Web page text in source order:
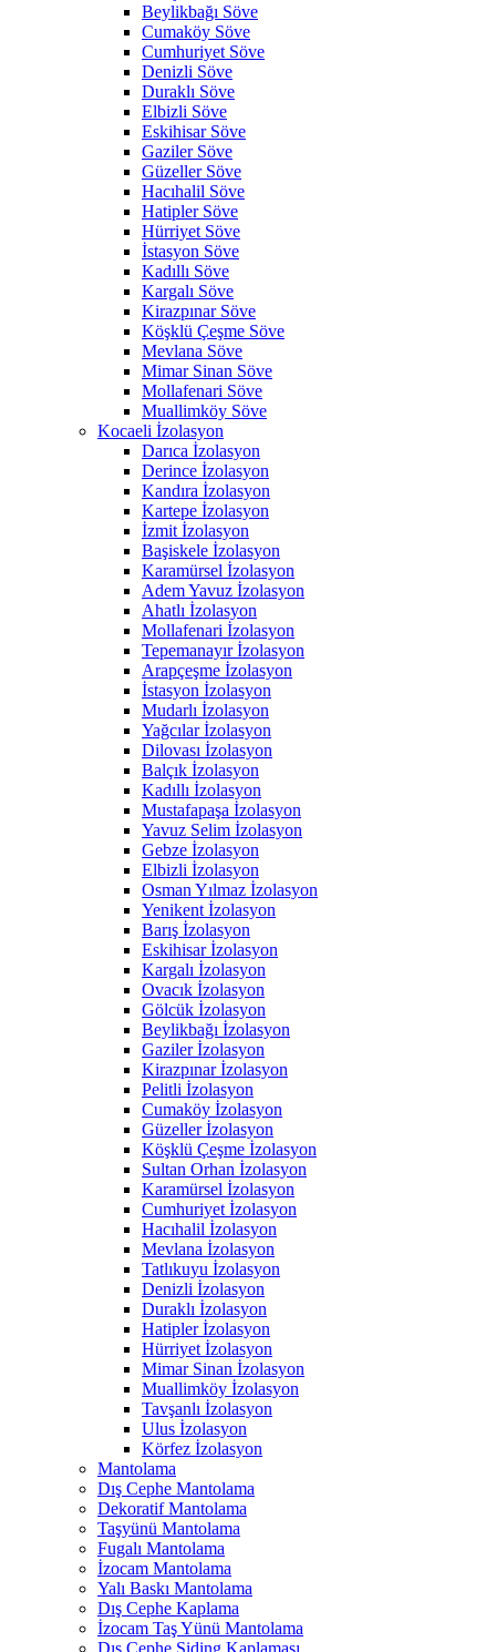
Beylikbağı Söve
Cumaköy Söve
Cumhuriyet Söve
Denizli Söve
Duraklı Söve
Elbizli Söve
Eskihisar Söve
Gaziler Söve
Güzeller Söve
Hacıhalil Söve
Hatipler Söve
Hürriyet Söve
İstasyon Söve
Kadıllı Söve
Kargalı Söve
Kirazpınar Söve
Köşklü Çeşme Söve
Mevlana Söve
Mimar Sinan Söve
Mollafenari Söve
Muallimköy Söve
Kocaeli İzolasyon
Darıca İzolasyon
Derince İzolasyon
Kandıra İzolasyon
Kartepe İzolasyon
İzmit İzolasyon
Başiskele İzolasyon
Karamürsel İzolasyon
Adem Yavuz İzolasyon
Ahatlı İzolasyon
Mollafenari İzolasyon
Tepemanayır İzolasyon
Arapçeşme İzolasyon
İstasyon İzolasyon
Mudarlı İzolasyon
Yağcılar İzolasyon
Dilovası İzolasyon
Balçık İzolasyon
Kadıllı İzolasyon
Mustafapaşa İzolasyon
Yavuz Selim İzolasyon
Gebze İzolasyon
Elbizli İzolasyon
Osman Yılmaz İzolasyon
Yenikent İzolasyon
Barış İzolasyon
Eskihisar İzolasyon
Kargalı İzolasyon
Ovacık İzolasyon
Gölcük İzolasyon
Beylikbağı İzolasyon
Gaziler İzolasyon
Kirazpınar İzolasyon
Pelitli İzolasyon
Cumaköy İzolasyon
Güzeller İzolasyon
Köşklü Çeşme İzolasyon
Sultan Orhan İzolasyon
Karamürsel İzolasyon
Cumhuriyet İzolasyon
Hacıhalil İzolasyon
Mevlana İzolasyon
Tatlıkuyu İzolasyon
Denizli İzolasyon
Duraklı İzolasyon
Hatipler İzolasyon
Hürriyet İzolasyon
Mimar Sinan İzolasyon
Muallimköy İzolasyon
Tavşanlı İzolasyon
Ulus İzolasyon
Körfez İzolasyon
Mantolama
Dış Cephe Mantolama
Dekoratif Mantolama
Taşyünü Mantolama
Fugalı Mantolama
İzocam Mantolama
Yalı Baskı Mantolama
Dış Cephe Kaplama
İzocam Taş Yünü Mantolama